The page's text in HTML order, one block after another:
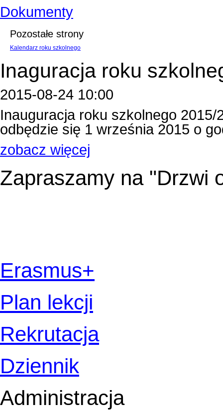
Dokumenty
Pozostałe strony
Kalendarz roku szkolnego
Inaguracja roku
2015-08-24 10:00
Inauguracja roku szkolnego
odbędzie się 1 września 2015 o
zobacz więcej
Zapraszamy na "Drzwi
Erasmus+
Plan lekcji
Rekrutacja
Dziennik
Administracja